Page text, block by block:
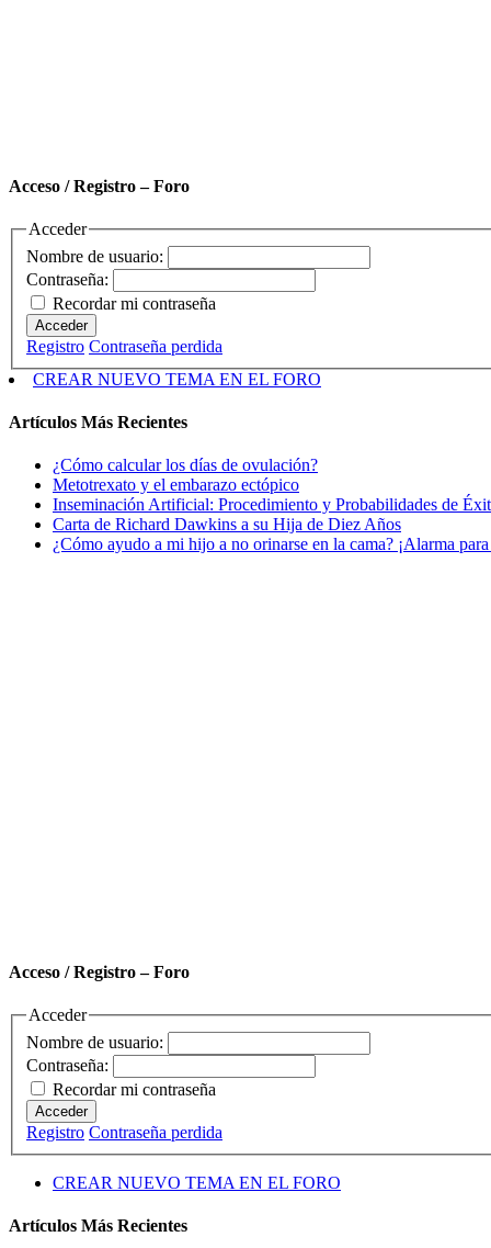
Acceso / Registro – Foro
Acceder
Nombre de usuario:
Contraseña:
Recordar mi contraseña
Acceder
Registro Contraseña perdida
CREAR NUEVO TEMA EN EL FORO
Artículos Más Recientes
¿Cómo calcular los días de ovulación?
Metotrexato y el embarazo ectópico
Inseminación Artificial: Procedimiento y Probabilidades de
Carta de Richard Dawkins a su Hija de Diez Años
¿Cómo ayudo a mi hijo a no orinarse en la cama? ¡Alarma
Acceso / Registro – Foro
Acceder
Nombre de usuario:
Contraseña:
Recordar mi contraseña
Acceder
Registro Contraseña perdida
CREAR NUEVO TEMA EN EL FORO
Artículos Más Recientes